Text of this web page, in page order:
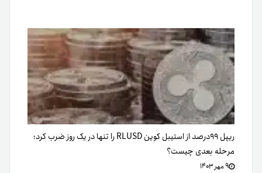
ریپل ۹۹درصد از استیبل کوین RLUSD را تنها در یک روز ضرب کرد؛
مرحله بعدی چیست؟
۹ مهر ۱۴۰۳